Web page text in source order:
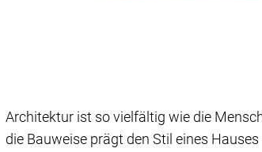
Architektur ist so vielfältig wie die
die Bauweise prägt den Stil eines